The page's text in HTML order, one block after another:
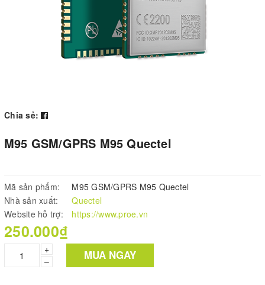
Chia sẻ:
M95 GSM/GPRS M95 Quectel
Mã sản phẩm:
M95 GSM/GPRS M95 Quectel
Nhà sản xuất:
Quectel
Website hỗ trợ:
https://www.proe.vn
250.000₫
+
–
MUA NGAY